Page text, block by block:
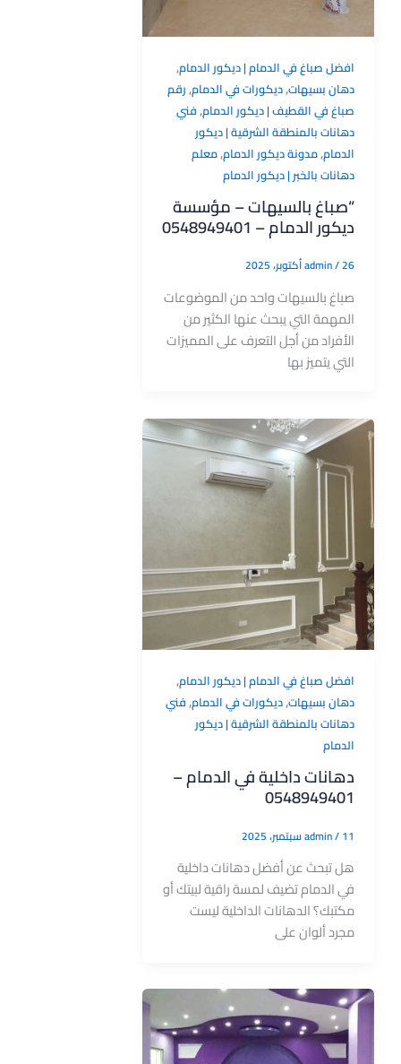
افضل صباغ في الدمام | ديكور الدمام,
دهان بسيهات,ديكورات في الدمام,رقم
صباغ في القطيف | ديكور الدمام,فني
دهانات بالمنطقة الشرقية | ديكور
الدمام,مدونة ديكور الدمام,معلم
دهانات بالخبر | ديكور الدمام
“صباغ بالسيهات – مؤسسة
ديكور الدمام – 0548949401
admin/26 أكتوبر، 2025
صباغ بالسيهات واحد من الموضوعات
المهمة التي يبحث عنها الكثير من
الأفراد من أجل التعرف على المميزات
التي يتميز بها
افضل صباغ في الدمام | ديكور الدمام,
دهان بسيهات,ديكورات في الدمام,فني
دهانات بالمنطقة الشرقية | ديكور
الدمام
دهانات داخلية في الدمام –
0548949401
admin/11 سبتمبر، 2025
هل تبحث عن أفضل دهانات داخلية
في الدمام تضيف لمسة راقية لبيتك أو
مكتبك؟ الدهانات الداخلية ليست
مجرد ألوان على